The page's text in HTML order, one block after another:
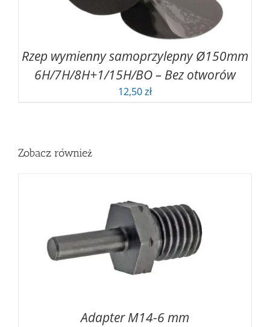
Rzep wymienny samoprzylepny Ø150mm
6H/7H/8H+1/15H/BO – Bez otworów
12,50zł
Zobacz również
Adapter M14-6 mm